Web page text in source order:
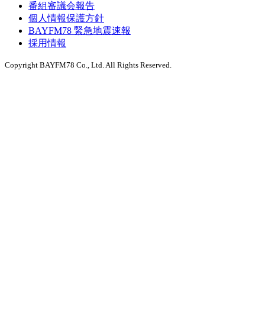
番組審議会報告
個人情報保護方針
BAYFM78 緊急地震速報
採用情報
Copyright BAYFM78 Co., Ltd. All Rights Reserved.